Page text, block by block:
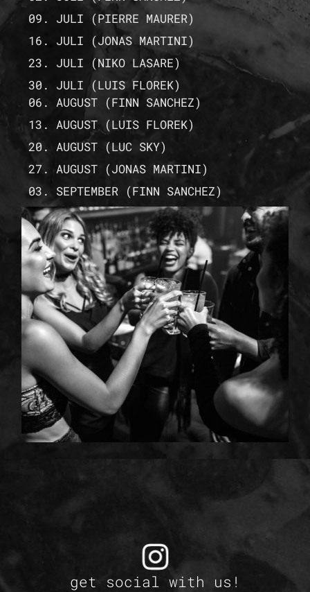
09. JULI (PIERRE MAURER)
16. JULI (JONAS MARTINI)
23. JULI (NIKO LASARE)
30. JULI (LUIS FLOREK)
06. AUGUST (FINN SANCHEZ)
13. AUGUST (LUIS FLOREK)
20. AUGUST (LUC SKY)
27. AUGUST (JONAS MARTINI)
03. SEPTEMBER (FINN SANCHEZ)
get social with us!